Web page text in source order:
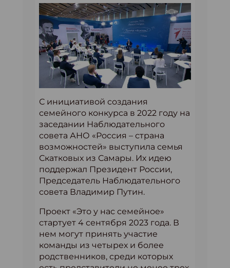
С инициативой создания
семейного конкурса в 2022 году на
заседании Наблюдательного
совета АНО «Россия – страна
возможностей» выступила семья
Скатковых из Самары. Их идею
поддержал Президент России,
Председатель Наблюдательного
совета Владимир Путин.
Проект «Это у нас семейное»
стартует 4 сентября 2023 года. В
нем могут принять участие
команды из четырех и более
родственников, среди которых